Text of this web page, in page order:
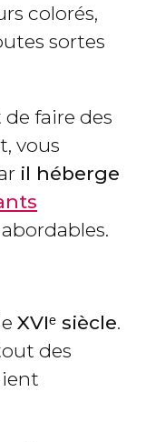
colorés,
sortes
de faire des
vous
il héberge
XVIᵉ siècle.
des